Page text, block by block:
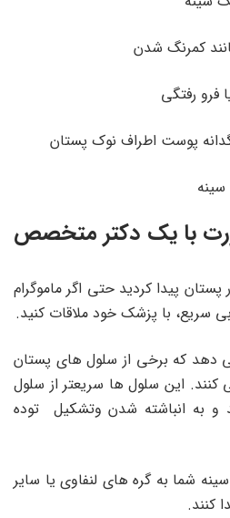
کمرنگ شدن
فرو رفتگی
پوست اطراف نوک پستان
با یک دکتر متخصص
پستان پیدا کردید حتی اگر ماموگرام
سریع، با پزشک خود ملاقات کنید.
دهد که برخی از سلول های پستان
این سلول ها سریعتر از سلول
به انباشته شدن وتشکیل توده
شما به گره های لنفاوی یا سایر
کنند.